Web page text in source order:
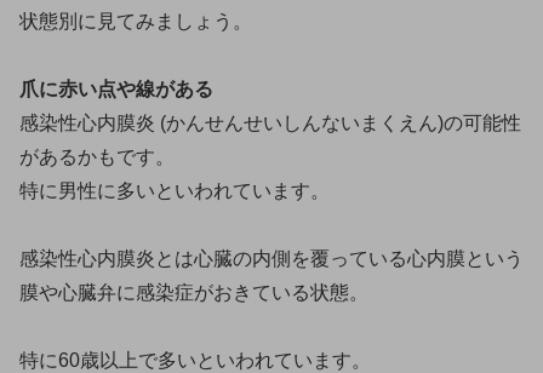
状態別に見てみましょう。
爪に赤い点や線がある
感染性心内膜炎 (かんせんせいしんないまくえん)の可能性
があるかもです。
特に男性に多いといわれています。
感染性心内膜炎とは心臓の内側を覆っている心内膜という
膜や心臓弁に感染症がおきている状態。
特に60歳以上で多いといわれています。